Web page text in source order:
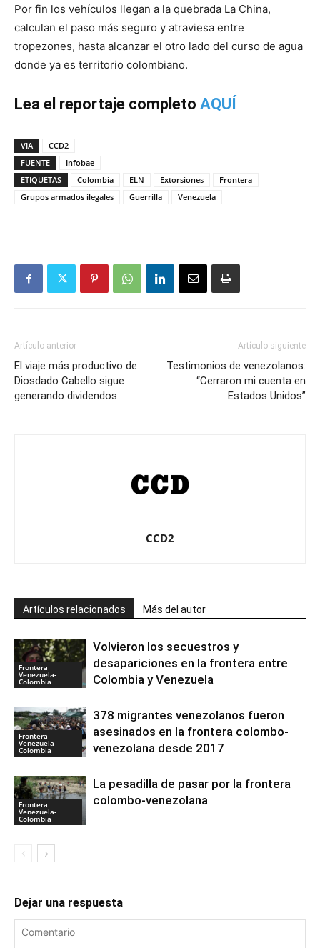
Por fin los vehículos llegan a la quebrada La China,
calculan el paso más seguro y atraviesa entre
tropezones, hasta alcanzar el otro lado del curso de agua
donde ya es territorio colombiano.
Lea el reportaje completo AQUÍ
VIA
CCD2
FUENTE
Infobae
ETIQUETAS
Colombia ELN Extorsiones
Frontera
Grupos armados ilegales
Guerrilla Venezuela
Artículo anterior
El viaje más productivo de
Diosdado Cabello sigue
generando dividendos
Artículo siguiente
Testimonios de venezolanos:
“Cerraron mi cuenta en
Estados Unidos”
CCD2
Artículos relacionados Más del autor
Frontera
Venezuela-
Colombia
Volvieron los secuestros y
desapariciones en la frontera entre
Colombia y Venezuela
Frontera
Venezuela-
Colombia
378 migrantes venezolanos fueron
asesinados en la frontera colombo-
venezolana desde 2017
Frontera
Venezuela-
Colombia
La pesadilla de pasar por la frontera
colombo-venezolana
Dejar una respuesta